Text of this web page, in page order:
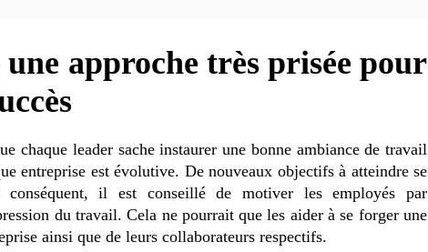
approche très prisée pour
chaque leader sache instaurer une bonne ambiance de travail
entreprise est évolutive. De nouveaux objectifs à atteindre se
conséquent, il est conseillé de motiver les employés par
du travail. Cela ne pourrait que les aider à se forger une
ainsi que de leurs collaborateurs respectifs.